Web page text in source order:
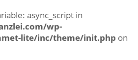
async_script in
wp-
lite/inc/theme/init.php on